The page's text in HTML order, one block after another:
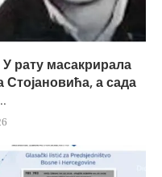
масакрирала
Стојановића, а сада